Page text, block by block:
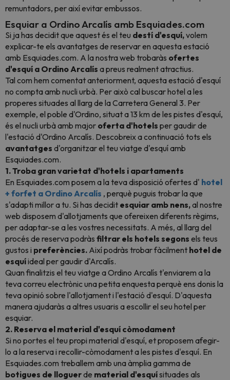
remuntadors, per així evitar embussos.
Esquiar a Ordino Arcalís amb Esquiades.com
Si ja has decidit que aquest és el teu destí d'esquí,volem
explicar-te els avantatges de reservar en aquesta estació
amb Esquiades.com. A la nostra web trobaràs ofertes
d'esquí a OrdinoArcalís a preus realment atractius.
Tal com hem comentat anteriorment, aquesta estació d'esquí
no compta amb nucli urbà. Per això cal buscar hotel a les
properes situades al llarg de la Carretera General 3. Per
exemple, el poble d'Ordino, situat a 13 km de les pistes d'esquí,
és el nucli urbà amb major oferta d'hotels per gaudir de
l'estació d'Ordino Arcalís. Descobreix a continuació tots els
avantatges d'organitzar el teu viatge d'esquí amb
Esquiades.com.
1. Troba gran varietat d'hotels i apartaments
En Esquiades.com posem a la teva disposició ofertes d' hotel
+ forfet a OrdinoArcalís , perquè puguis trobar la que
s'adapti millor a tu. Si has decidit esquiar amb nens,al nostre
web disposem d'allotjaments que ofereixen diferents règims,
per adaptar-se a les vostres necessitats. A més, al llarg del
procés de reserva podràs filtrar els hotels segons els teus
gustos i preferències. Així podràs trobar fàcilment hotel de
esquíideal per gaudir d'Arcalís.
Quan finalitzis el teu viatge a Ordino Arcalís t'enviarem a la
teva correu electrònic una petita enquesta perquè ens donis la
teva opinió sobre l'allotjament i l'estació d'esquí. D'aquesta
manera ajudaràs a altres usuaris a escollir el seu hotel per
esquiar.
2. Reserva el material d'esquí còmodament
Si no portes el teu propi material d'esquí, et proposem afegir-
lo a la reserva i recollir-còmodament a les pistes d'esquí. En
Esquiades.com treballem amb una àmplia gamma de
botigues de lloguerde material d'esquísituades als